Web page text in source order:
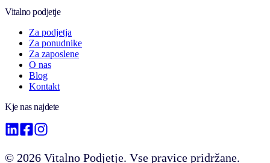
Vitalno podjetje
Za podjetja
Za ponudnike
Za zaposlene
O nas
Blog
Kontakt
Kje nas najdete
© 2026 Vitalno Podjetje. Vse pravice pridržane.